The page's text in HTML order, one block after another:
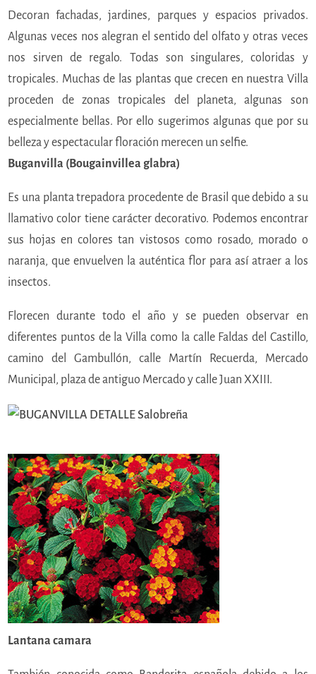
Decoran fachadas, jardines, parques y espacios privados.
Algunas veces nos alegran el sentido del olfato y otras veces
nos sirven de regalo. Todas son singulares, coloridas y
tropicales. Muchas de las plantas que crecen en nuestra Villa
proceden de zonas tropicales del planeta, algunas son
especialmente bellas. Por ello sugerimos algunas que por su
belleza y espectacular floración merecen un selfie.
Buganvilla (Bougainvillea glabra)
Es una planta trepadora procedente de Brasil que debido a su
llamativo color tiene carácter decorativo. Podemos encontrar
sus hojas en colores tan vistosos como rosado, morado o
naranja, que envuelven la auténtica flor para así atraer a los
insectos.
Florecen durante todo el año y se pueden observar en
diferentes puntos de la Villa como la calle Faldas del Castillo,
camino del Gambullón, calle Martín Recuerda, Mercado
Municipal, plaza de antiguo Mercado y calle Juan XXIII.
Lantana camara